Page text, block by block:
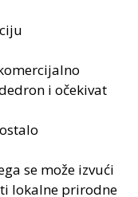
i očekivat
se može izvući
lokalne prirodne